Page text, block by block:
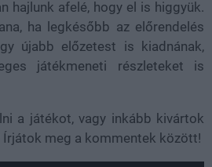
hajlunk afelé, hogy el is higgyük.
ha legkésőbb az előrendelés
újabb előzetest is kiadnának,
játékmeneti részleteket is
a játékot, vagy inkább kivártok
Írjátok meg a kommentek között!